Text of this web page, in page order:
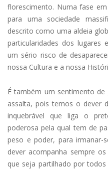
florescimento. Numa fase
para uma sociedade
descrito como uma aldeia
particularidades dos lugares
um sério risco de
nossa Cultura e a nossa
É também um sentimento de
assalta, pois temos o dever
inquebrável que liga o
poderosa pela qual tem de
peso e poder, para irmanar-
dever acompanha sempre
que seja partilhado por